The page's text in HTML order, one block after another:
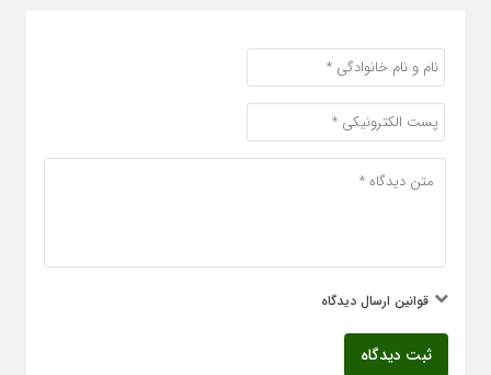
قوانین ارسال دیدگاه
ثبت دیدگاه